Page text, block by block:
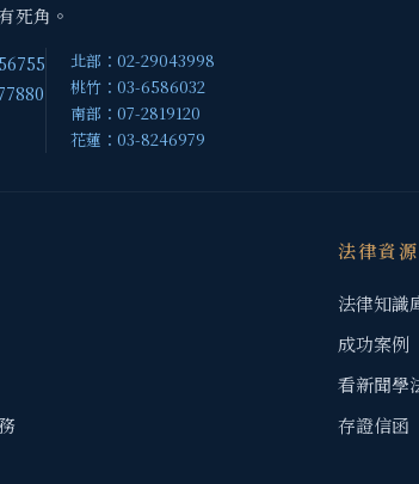
死角。
北部：02-29043998
桃竹：03-6586032
南部：07-2819120
花蓮：03-8246979
法律資源
法律知識
成功案例
看新聞學
存證信函